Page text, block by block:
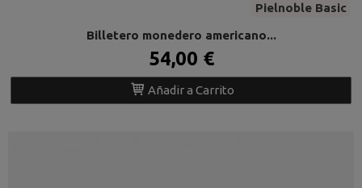
Pielnoble Basic
Billetero monedero americano...
54,00 €
Añadir a Carrito